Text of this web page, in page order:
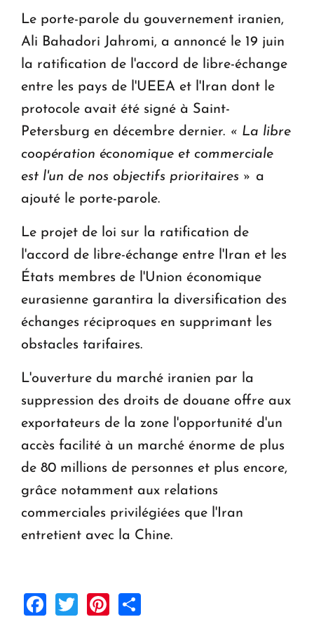
ouvrira ses portes à Dilijan
Le porte-parole du gouvernement iranien,
Ali Bahadori Jahromi, a annoncé le 19 juin
la ratification de l'accord de libre-échange
entre les pays de l'UEEA et l'Iran dont le
protocole avait été signé à Saint-
Petersburg en décembre dernier. « La libre
coopération économique et commerciale
est l'un de nos objectifs prioritaires » a
ajouté le porte-parole.
Le projet de loi sur la ratification de
l'accord de libre-échange entre l'Iran et les
États membres de l'Union économique
eurasienne garantira la diversification des
échanges réciproques en supprimant les
obstacles tarifaires.
L'ouverture du marché iranien par la
suppression des droits de douane offre aux
exportateurs de la zone l'opportunité d'un
accès facilité à un marché énorme de plus
de 80 millions de personnes et plus encore,
grâce notamment aux relations
commerciales privilégiées que l'Iran
entretient avec la Chine.
Facebook
TwitterPinterest